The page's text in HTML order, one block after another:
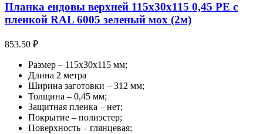
Планка ендовы верхней 115х30х115 0,45 PE с
пленкой RAL 6005 зеленый мох (2м)
853.50 ₽
Размер – 115х30х115 мм;
Длина 2 метра
Ширина заготовки – 312 мм;
Толщина – 0,45 мм;
Защитная пленка – нет;
Покрытие – полиэстер;
Поверхность – глянцевая;